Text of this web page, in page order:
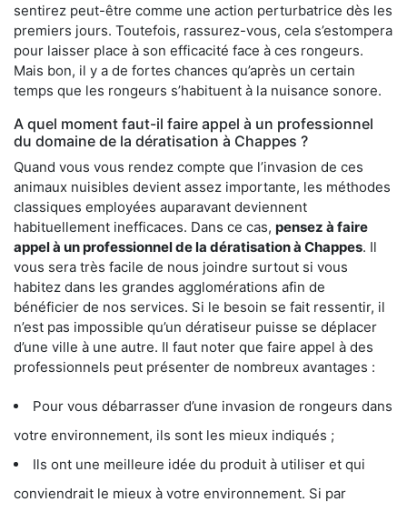
sentirez peut-être comme une action perturbatrice dès les
premiers jours. Toutefois, rassurez-vous, cela s’estompera
pour laisser place à son efficacité face à ces rongeurs.
Mais bon, il y a de fortes chances qu’après un certain
temps que les rongeurs s’habituent à la nuisance sonore.
A quel moment faut-il faire appel à un professionnel
du domaine de la dératisation à Chappes ?
Quand vous vous rendez compte que l’invasion de ces
animaux nuisibles devient assez importante, les méthodes
classiques employées auparavant deviennent
habituellement inefficaces. Dans ce cas, pensez à faire
appel à un professionnel de la dératisation à Chappes. Il
vous sera très facile de nous joindre surtout si vous
habitez dans les grandes agglomérations afin de
bénéficier de nos services. Si le besoin se fait ressentir, il
n’est pas impossible qu’un dératiseur puisse se déplacer
d’une ville à une autre. Il faut noter que faire appel à des
professionnels peut présenter de nombreux avantages :
Pour vous débarrasser d’une invasion de rongeurs dans
votre environnement, ils sont les mieux indiqués ;
Ils ont une meilleure idée du produit à utiliser et qui
conviendrait le mieux à votre environnement. Si par